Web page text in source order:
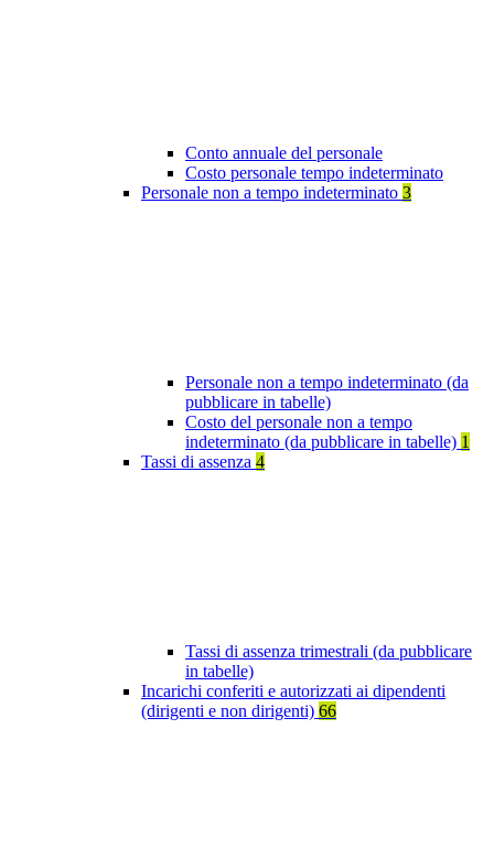
Conto annuale del personale
Costo personale tempo indeterminato
Personale non a tempo indeterminato 3
Personale non a tempo indeterminato (da
pubblicare in tabelle)
Costo del personale non a tempo
indeterminato (da pubblicare in tabelle) 1
Tassi di assenza 4
Tassi di assenza trimestrali (da pubblicare
in tabelle)
Incarichi conferiti e autorizzati ai dipendenti
(dirigenti e non dirigenti) 66